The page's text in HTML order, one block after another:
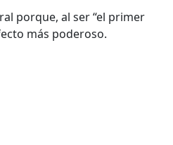
porque, al ser “el primer
más poderoso.